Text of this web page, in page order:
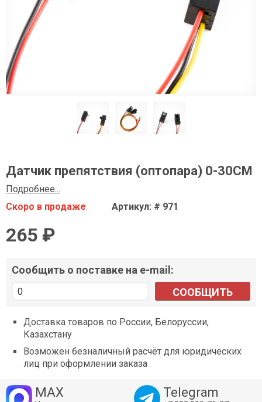
Датчик препятствия (оптопара) 0-30CM
Подробнее...
Скоро в продаже
Артикул: # 971
265 ₽
Сообщить о поставке на e-mail:
СООБЩИТЬ
Доставка товаров по России, Белоруссии,
Казахстану
Возможен безналичный расчёт для юридических
лиц при оформлении заказа
MAX Telegram